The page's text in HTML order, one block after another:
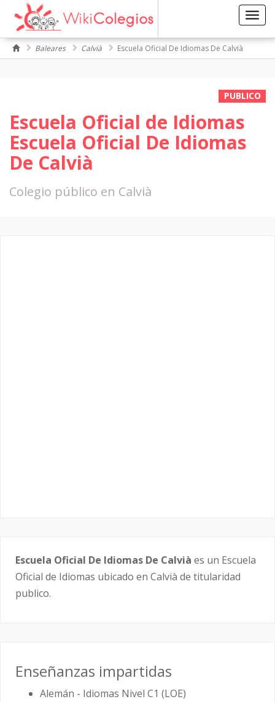
Baleares Calvià Escuela Oficial De Idiomas De Calvià
PUBLICO
Escuela Oficial de Idiomas
Escuela Oficial De Idiomas
De Calvià
Colegio público en Calvià
Escuela Oficial De Idiomas De Calvià es un Escuela
Oficial de Idiomas ubicado en Calvià de titularidad
publico.
Enseñanzas impartidas
Alemán - Idiomas Nivel C1 (LOE)